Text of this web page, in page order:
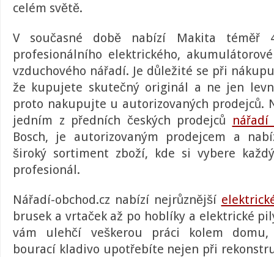
celém světě.
V současné době nabízí Makita téměř
profesionálního elektrického,
vzduchového nářadí. Je důležité se při
že kupujete skutečný originál a ne jen
proto nakupujte u autorizovaných prodejců.
jedním z předních českých prodejců nářadí
Bosch, je autorizovaným prodejcem a
široký sortiment zboží, kde si vybere
profesionál.
Nářadí-obchod.cz nabízí nejrůznější
brusek a vrtaček až po hoblíky a elektrické
vám ulehčí veškerou práci kolem domu,
bourací kladivo upotřebíte nejen při